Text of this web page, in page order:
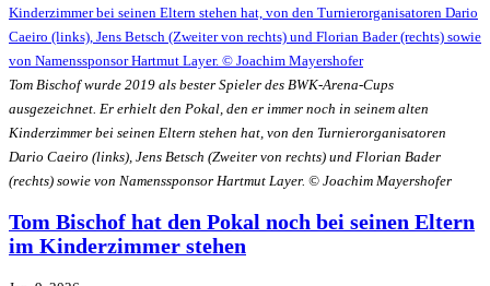
Tom Bischof wurde 2019 als bester Spieler des BWK-Arena-Cups
ausgezeichnet. Er erhielt den Pokal, den er immer noch in seinem alten
Kinderzimmer bei seinen Eltern stehen hat, von den Turnierorganisatoren
Dario Caeiro (links), Jens Betsch (Zweiter von rechts) und Florian Bader
(rechts) sowie von Namenssponsor Hartmut Layer. © Joachim Mayershofer​
Tom Bischof hat den Pokal noch bei seinen Eltern
im Kinderzimmer stehen